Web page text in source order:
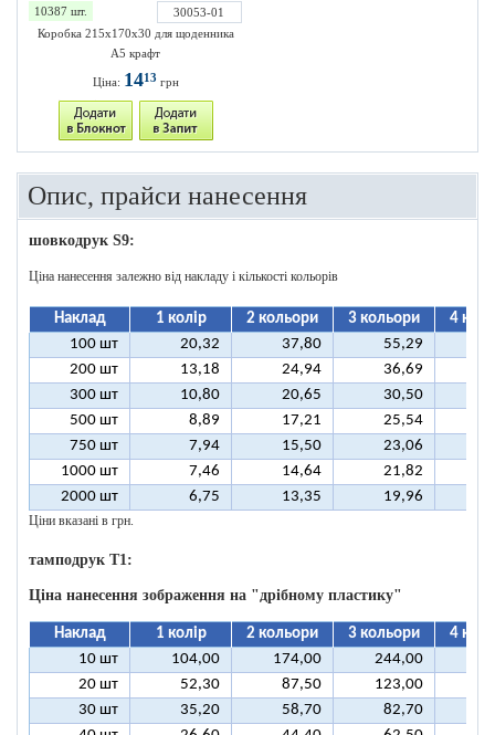
10387 шт.
30053-01
Коробка 215х170х30 для щоденника
А5 крафт
Ціна: 1413 грн
Опис, прайси нанесення
шовкодрук S9:
Ціна нанесення залежно від накладу і кількості кольорів
Наклад 1 колір 2 кольори 3 кольори
4
100 шт
20,32 37,80 55,29
200 шт
13,18 24,94 36,69
300 шт
10,80 20,65 30,50
500 шт
8,89 17,21 25,54
750 шт
7,94 15,50 23,06
1000 шт
7,46 14,64 21,82
2000 шт
6,75 13,35 19,96
Ціни вказані в грн.
тамподрук T1:
Ціна нанесення зображення на "дрібному пластику"
Наклад 1 колір 2 кольори 3 кольори
4
10 шт
104,00 174,00 244,00
20 шт
52,30 87,50 123,00
30 шт
35,20 58,70 82,70